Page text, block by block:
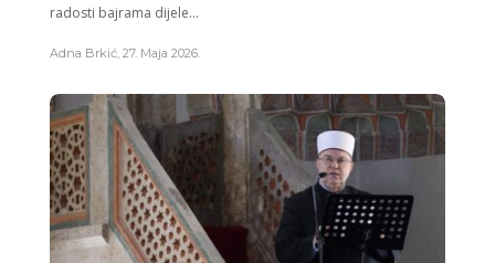
radosti bajrama dijele...
Adna Brkić, 27. Maja 2026.